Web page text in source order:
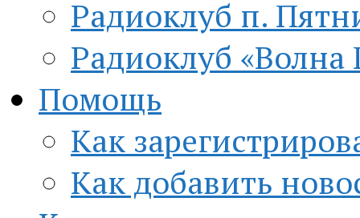
Радиоклуб п.
Радиоклуб «Волна
Помощь
Как
Как добавить